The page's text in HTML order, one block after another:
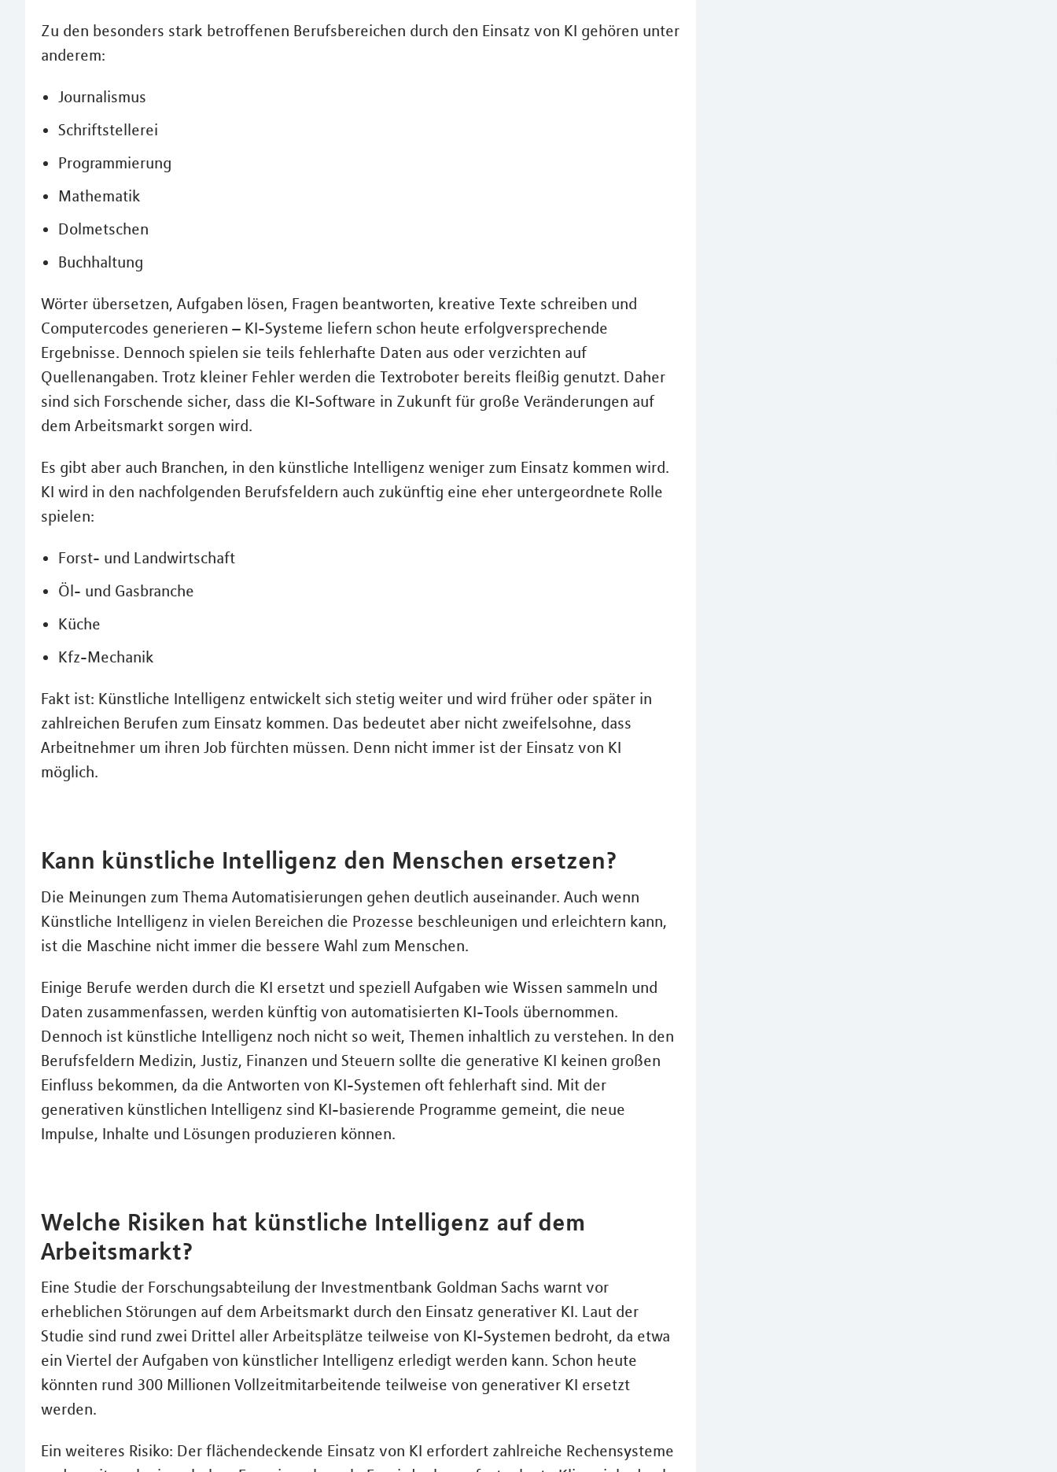
Zu den besonders stark betroffenen Berufsbereichen durch den Einsatz von KI gehören unter
anderem:
Journalismus
Schriftstellerei
Programmierung
Mathematik
Dolmetschen
Buchhaltung
Wörter übersetzen, Aufgaben lösen, Fragen beantworten, kreative Texte schreiben und
Computercodes generieren – KI-Systeme liefern schon heute erfolgversprechende
Ergebnisse. Dennoch spielen sie teils fehlerhafte Daten aus oder verzichten auf
Quellenangaben. Trotz kleiner Fehler werden die Textroboter bereits fleißig genutzt. Daher
sind sich Forschende sicher, dass die KI-Software in Zukunft für große Veränderungen auf
dem Arbeitsmarkt sorgen wird.
Es gibt aber auch Branchen, in den künstliche Intelligenz weniger zum Einsatz kommen wird.
KI wird in den nachfolgenden Berufsfeldern auch zukünftig eine eher untergeordnete Rolle
spielen:
Forst- und Landwirtschaft
Öl- und Gasbranche
Küche
Kfz-Mechanik
Fakt ist: Künstliche Intelligenz entwickelt sich stetig weiter und wird früher oder später in
zahlreichen Berufen zum Einsatz kommen. Das bedeutet aber nicht zweifelsohne, dass
Arbeitnehmer um ihren Job fürchten müssen. Denn nicht immer ist der Einsatz von KI
möglich.
Kann künstliche Intelligenz den Menschen ersetzen?
Die Meinungen zum Thema Automatisierungen gehen deutlich auseinander. Auch wenn
Künstliche Intelligenz in vielen Bereichen die Prozesse beschleunigen und erleichtern kann,
ist die Maschine nicht immer die bessere Wahl zum Menschen.
Einige Berufe werden durch die KI ersetzt und speziell Aufgaben wie Wissen sammeln und
Daten zusammenfassen, werden künftig von automatisierten KI-Tools übernommen.
Dennoch ist künstliche Intelligenz noch nicht so weit, Themen inhaltlich zu verstehen. In den
Berufsfeldern Medizin, Justiz, Finanzen und Steuern sollte die generative KI keinen großen
Einfluss bekommen, da die Antworten von KI-Systemen oft fehlerhaft sind. Mit der
generativen künstlichen Intelligenz sind KI-basierende Programme gemeint, die neue
Impulse, Inhalte und Lösungen produzieren können.
Welche Risiken hat künstliche Intelligenz auf dem
Arbeitsmarkt?
Eine Studie der Forschungsabteilung der Investmentbank Goldman Sachs warnt vor
erheblichen Störungen auf dem Arbeitsmarkt durch den Einsatz generativer KI. Laut der
Studie sind rund zwei Drittel aller Arbeitsplätze teilweise von KI-Systemen bedroht, da etwa
ein Viertel der Aufgaben von künstlicher Intelligenz erledigt werden kann. Schon heute
könnten rund 300 Millionen Vollzeitmitarbeitende teilweise von generativer KI ersetzt
werden.
Ein weiteres Risiko: Der flächendeckende Einsatz von KI erfordert zahlreiche Rechensysteme